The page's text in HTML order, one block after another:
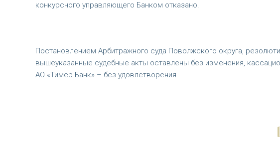
конкурсного управляющего Банком отказано.
Постановлением Арбитражного суда Поволжского округа,
вышеуказанные судебные акты оставлены без изменения,
АО «Тимер Банк» – без удовлетворения.